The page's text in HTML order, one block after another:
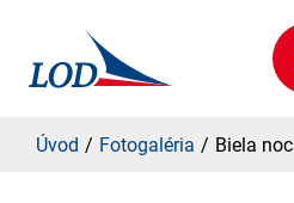
Úvod Fotogaléria Biela noc